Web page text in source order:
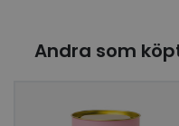
Andra som